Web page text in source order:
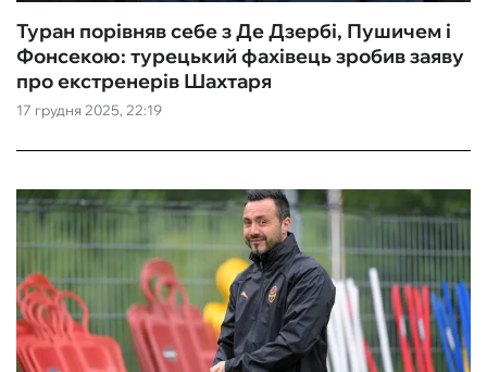
17 грудня 2025, 22:19
Туран порівняв себе з Де Дзербі, Пушичем і
Фонсекою: турецький фахівець зробив заяву
про екстренерів Шахтаря